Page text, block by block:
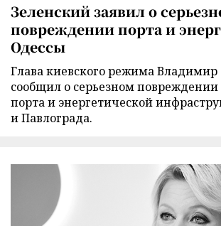
Зеленский заявил о
повреждении порта и
Одессы
Глава киевского режима
сообщил о серьезном повреждении
порта и энергетической
и Павлограда.